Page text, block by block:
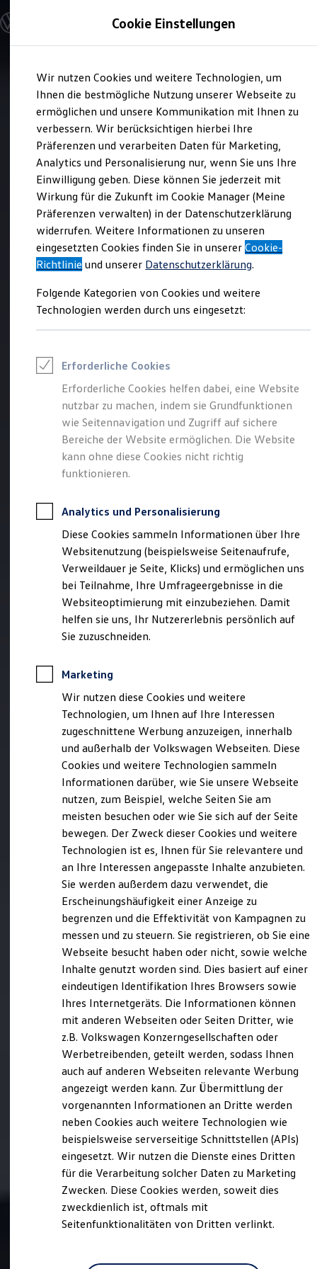
Hauptinhalt
springen
Footer
springen
Modelle und Konfigurator
Konfigurator
Modelle vergleichen
Elektroautos
ENERGY Sondermodelle
Nutzfahrzeuge
SUV und CUV
Familienautos
Kombis
Kompaktwagen
Sportwagen
Schnell verfügbare Fahrzeuge
Angebote und Produkte
Aktuelle Angebote
E-Auto-Förderung
Volkswagen Marktplatz
Die ENERGY Sondermodelle
Junge Gebrauchtwagen und Gebrauchtwagen
Volkswagen Zertifizierte Gebrauchtwagen
Elektromobilität bei Gebrauchtwagen
Zubehör- und Serviceangebote
Saisonangebote
Gebrauchtwagen Leasing
Elektroauto Leasing
Kleinwagen-Leasing
Leasing ohne Anzahlung
Finanzierung
Autokredit mit Schlussrate
Versicherungen und Garantien
Kfz-Versicherung
Restschuldversicherungen
Geschäftskunden
Professional Class bei Volkswagen
Großkunden
Behörden
Direktkunden
Sonderfahrzeuge
Anpfiff zum Gewinn
Elektromobilität
Elektroautos
ID. Tutorials
Elektrofahrzeugkonzepte
Reichweite
Reichweite der ID. Modelle
Reichweite im Winter
Laden
Laden unterwegs
Laden Zuhause
Ladezeitensimulator
Batterie
Sicherheit
Garantie und Lebensdauer
Nachhaltigkeit
Technologie
Kosten und Kauf
Verbrauchskosten
Kaufoptionen
E-Auto-Förderung
Software und Konnektivität
Die ID. Software 6
ID. Software Versionen und Updates
Digitale Extras
Schnittstellen zu Ihrem ID.
Marke und Erlebnis
Volkswagen R und R Experience
R-Modelle
R Experience
Driving Experience
Volkswagen entdecken
Werkbesichtigung
Lifestyle Shop
T-Roc Kollektion
Golf Kollektion
Volkswagen Kollektion
R-Kollektion
GTI Kollektion
we drive football
#wedriveproud
Besitzer und Service
Software Updates
Bremsflüssigkeitswechsel
austauschen lassen, können Ihre Bremsen stets
zuverlässig arbeiten. Daher sollten Sie die vom
Hersteller vorgeschriebenen Intervalle einhalten.
Der Bremsflüssigkeitswechsel wird von allen VW
Wartungsverträgen abgedeckt.
Cookie Einstellungen
Wir nutzen Cookies und weitere Technologien, um
Ihnen die bestmögliche Nutzung unserer Webseite zu
ermöglichen und unsere Kommunikation mit Ihnen zu
verbessern. Wir berücksichtigen hierbei Ihre
Präferenzen und verarbeiten Daten für Marketing,
Analytics und Personalisierung nur, wenn Sie uns Ihre
Einwilligung geben. Diese können Sie jederzeit mit
Wirkung für die Zukunft im Cookie Manager (Meine
Präferenzen verwalten) in der Datenschutzerklärung
widerrufen. Weitere Informationen zu unseren
eingesetzten Cookies finden Sie in unsererCookie-
Richtlinie und unserer Datenschutzerklärung.
Folgende Kategorien von Cookies und weitere
Technologien werden durch uns eingesetzt:
Erforderliche Cookies
Erforderliche Cookies helfen dabei, eine Website
nutzbar zu machen, indem sie Grundfunktionen
wie Seitennavigation und Zugriff auf sichere
Bereiche der Website ermöglichen. Die Website
kann ohne diese Cookies nicht richtig
funktionieren.
Analytics und Personalisierung
Diese Cookies sammeln Informationen über Ihre
Websitenutzung (beispielsweise Seitenaufrufe,
Verweildauer je Seite, Klicks) und ermöglichen uns
bei Teilnahme, Ihre Umfrageergebnisse in die
Websiteoptimierung mit einzubeziehen. Damit
helfen sie uns, Ihr Nutzererlebnis persönlich auf
Sie zuzuschneiden.
Marketing
Wir nutzen diese Cookies und weitere
Technologien, um Ihnen auf Ihre Interessen
zugeschnittene Werbung anzuzeigen, innerhalb
und außerhalb der Volkswagen Webseiten. Diese
Cookies und weitere Technologien sammeln
Informationen darüber, wie Sie unsere Webseite
nutzen, zum Beispiel, welche Seiten Sie am
meisten besuchen oder wie Sie sich auf der Seite
bewegen. Der Zweck dieser Cookies und weitere
Technologien ist es, Ihnen für Sie relevantere und
an Ihre Interessen angepasste Inhalte anzubieten.
Sie werden außerdem dazu verwendet, die
Erscheinungshäufigkeit einer Anzeige zu
begrenzen und die Effektivität von Kampagnen zu
messen und zu steuern. Sie registrieren, ob Sie eine
Webseite besucht haben oder nicht, sowie welche
Inhalte genutzt worden sind. Dies basiert auf einer
eindeutigen Identifikation Ihres Browsers sowie
Ihres Internetgeräts. Die Informationen können
mit anderen Webseiten oder Seiten Dritter, wie
z.B. Volkswagen Konzerngesellschaften oder
Werbetreibenden, geteilt werden, sodass Ihnen
auch auf anderen Webseiten relevante Werbung
angezeigt werden kann. Zur Übermittlung der
vorgenannten Informationen an Dritte werden
neben Cookies auch weitere Technologien wie
beispielsweise serverseitige Schnittstellen (APIs)
eingesetzt. Wir nutzen die Dienste eines Dritten
für die Verarbeitung solcher Daten zu Marketing
Zwecken. Diese Cookies werden, soweit dies
zweckdienlich ist, oftmals mit
Seitenfunktionalitäten von Dritten verlinkt.